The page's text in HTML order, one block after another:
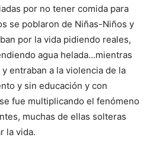
por no tener comida para
se poblaron de Niñas-Niños y
por la vida pidiendo reales,
agua helada…mientras
entraban a la violencia de la
y sin educación y con
fue multiplicando el fenómeno
muchas de ellas solteras
la vida.